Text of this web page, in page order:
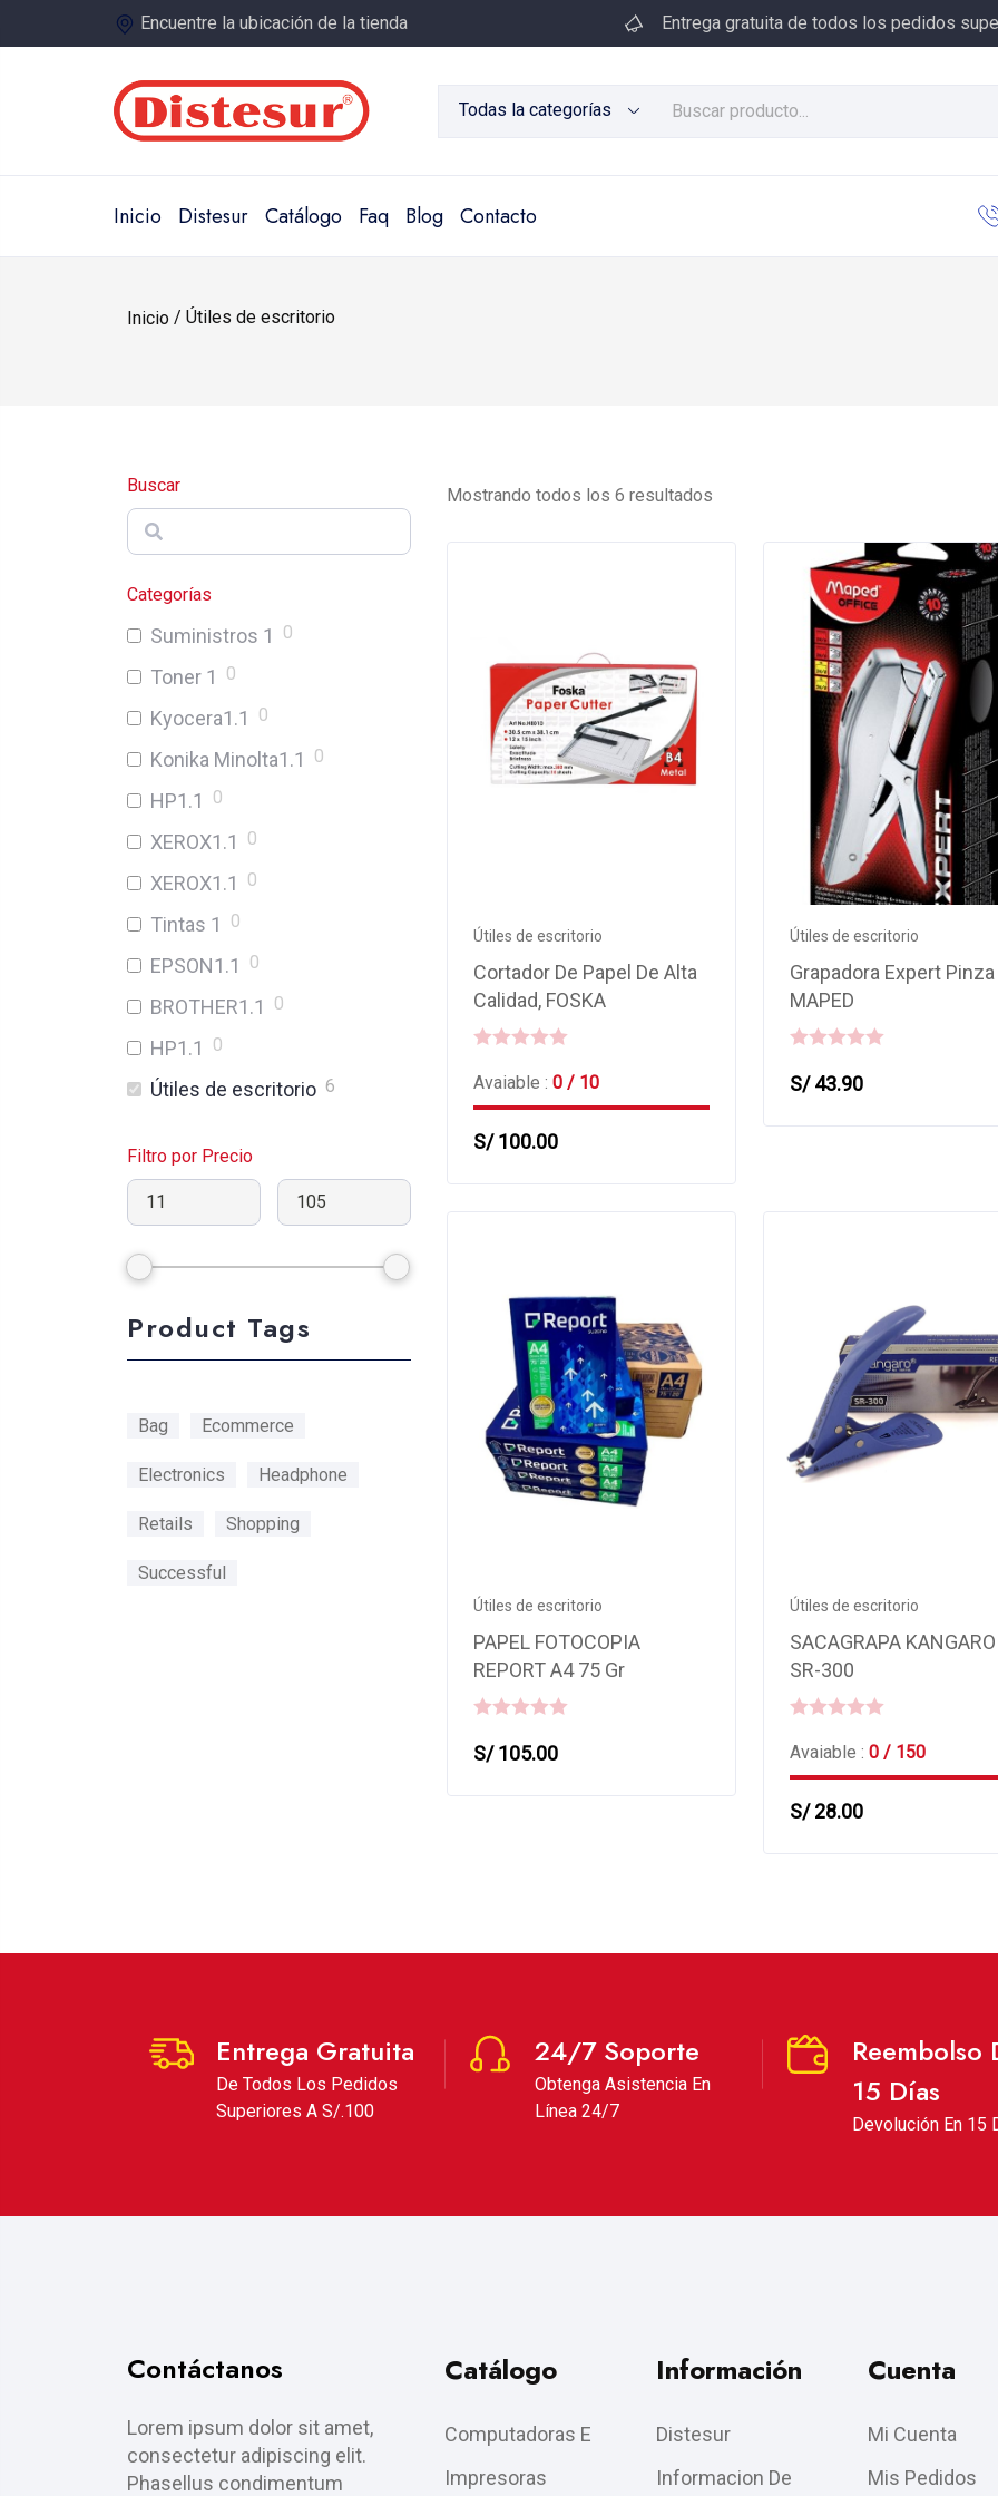
Encuentre la ubicación de la tienda Entrega gratuita de todos los pedidos
Todas la categorías
Inicio Distesur Catálogo Faq Blog Contacto
Inicio / Útiles de escritorio
Buscar
Categorías
Suministros 1 0
Toner 1 0
Kyocera1.1 0
Konika Minolta1.1 0
HP1.1 0
XEROX1.1 0
XEROX1.1 0
Tintas 1 0
EPSON1.1 0
BROTHER1.1 0
HP1.1 0
Útiles de escritorio 6
Filtro por Precio
Product Tags
Bag Ecommerce
Electronics Headphone
Retails Shopping
Successful
Mostrando todos los 6 resultados
Útiles de escritorio
Cortador De Papel De Alta
Calidad, FOSKA
out
5
Avaiable : 0 / 10
S/100.00
Útiles de escritorio
Grapadora Expert Pinza
MAPED
out
S/43.90
Útiles de escritorio
PAPEL FOTOCOPIA
REPORT A4 75 Gr
out
S/105.00
Útiles de escritorio
SACAGRAPA KANGARO
SR-300
out
5
Avaiable :0 / 150
S/28.00
Entrega Gratuita
De Todos Los Pedidos
Superiores A S/.100
24/7 Soporte
Obtenga Asistencia En
Línea 24/7
Reembolso
15 Días
Devolución En 15
Contáctanos
Lorem ipsum dolor sit amet,
consectetur adipiscing elit.
Phasellus condimentum
Catálogo
Computadoras E
Impresoras
Información
Distesur
Informacion De
Cuenta
Mi Cuenta
Mis Pedidos